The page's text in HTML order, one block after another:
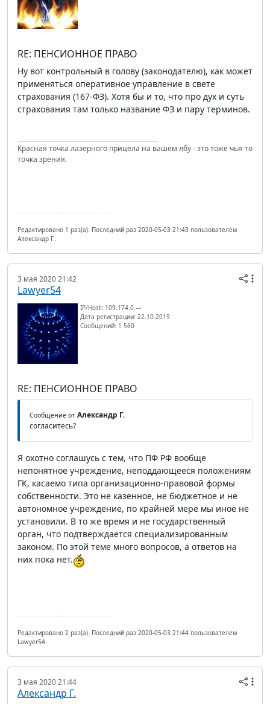
RE: ПЕНСИОННОЕ ПРАВО
Ну вот контрольный в голову (законодателю), как может
применяться оперативное управление в свете
страхования (167-ФЗ). Хотя бы и то, что про дух и суть
страхования там только название ФЗ и пару терминов.
Красная точка лазерного прицела на вашем лбу - это тоже чья-то
точка зрения.
Редактировано 1 раз(а). Последний раз 2020-05-03 21:43 пользователем
Александр Г..
3 мая 2020 21:42
Lawyer54
IP/Host: 109.174.0.---
Дата регистрации: 22.10.2019
Сообщений: 1 560
RE: ПЕНСИОННОЕ ПРАВО
Сообщение от Александр Г.
согласитесь?
Я охотно соглашусь с тем, что ПФ РФ вообще
непонятное учреждение, неподдающееся положениям
ГК, касаемо типа организационно-правовой формы
собственности. Это не казенное, не бюджетное и не
автономное учреждение, по крайней мере мы иное не
установили. В то же время и не государственный
орган, что подтверждается специализированным
законом. По этой теме много вопросов, а ответов на
них пока нет.
Редактировано 2 раз(а). Последний раз 2020-05-03 21:44 пользователем
Lawyer54.
3 мая 2020 21:44
Александр Г.